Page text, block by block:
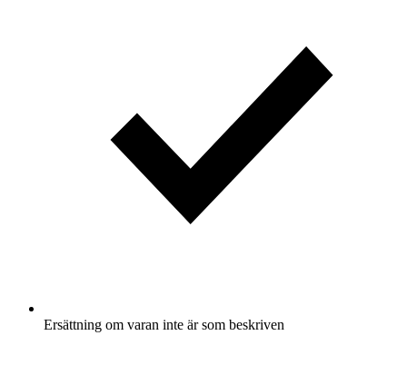
Ersättning om varan inte är som beskriven